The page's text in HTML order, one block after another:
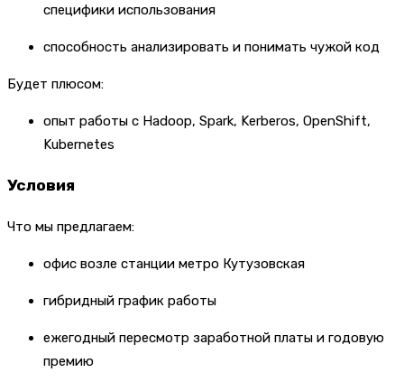
специфики использования
способность анализировать и понимать чужой код
Будет плюсом:
опыт работы с Hadoop, Spark, Kerberos, OpenShift,
Kubernetes
Условия
Что мы предлагаем:
офис возле станции метро Кутузовская
гибридный график работы
ежегодный пересмотр заработной платы и годовую
премию